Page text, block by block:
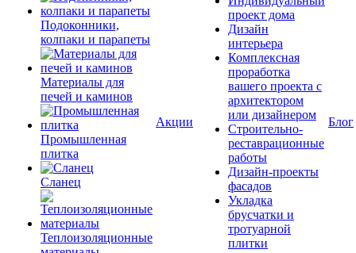
Подоконники,
колпаки и парапеты
Материалы для
печей и каминов
Промышленная
плитка
Сланец
Теплоизоляционные
Акции
проект дома
Дизайн
интерьера
Комплексная
проработка
вашего проекта с
архитектором
или дизайнером
Строительно-
реставрационные
работы
Дизайн-проекты
фасадов
Укладка
брусчатки и
тротуарной
плитки
Блог